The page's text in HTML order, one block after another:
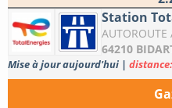
Station
AUTOROUTE
64210
Mise à jour aujourd'hui |